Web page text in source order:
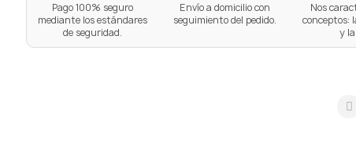
Pago 100% seguro
mediante los estándares
de seguridad.
Envío a domicilio con
seguimiento del pedido.
Nos
conceptos:
y